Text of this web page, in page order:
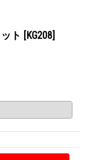
ト [KG208]